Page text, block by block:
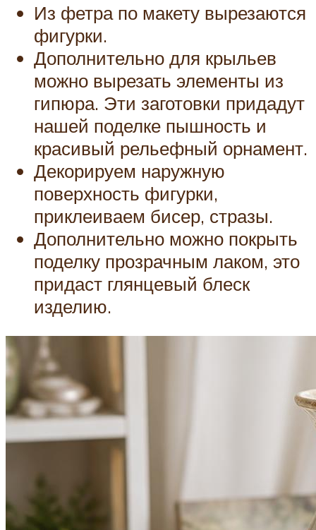
Из фетра по макету вырезаются
фигурки.
Дополнительно для крыльев
можно вырезать элементы из
гипюра. Эти заготовки придадут
нашей поделке пышность и
красивый рельефный орнамент.
Декорируем наружную
поверхность фигурки,
приклеиваем бисер, стразы.
Дополнительно можно покрыть
поделку прозрачным лаком, это
придаст глянцевый блеск
изделию.